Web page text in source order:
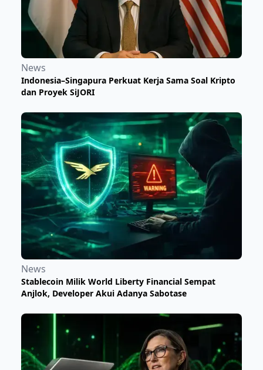
News
Indonesia–Singapura Perkuat Kerja Sama Soal Kripto
dan Proyek SiJORI
News
Stablecoin Milik World Liberty Financial Sempat
Anjlok, Developer Akui Adanya Sabotase